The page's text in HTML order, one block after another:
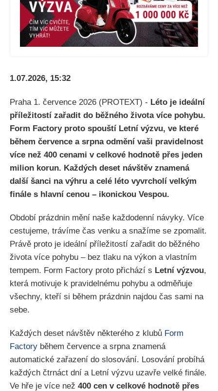
1.07.2026, 15:32
Praha 1. července 2026 (PROTEXT) - Léto je ideální
příležitostí zařadit do běžného života více pohybu.
Form Factory proto spouští Letní výzvu, ve které
během července a srpna odmění vaši pravidelnost
více než 400 cenami v celkové hodnotě přes jeden
milion korun. Každých deset návštěv znamená
další šanci na výhru a celé léto vyvrcholí velkým
finále s hlavní cenou – ikonickou Vespou.
Období prázdnin mění naše každodenní návyky. Více
cestujeme, trávíme čas venku a snažíme se zpomalit.
Právě proto je ideální příležitostí zařadit do běžného
života více pohybu – bez tlaku na výkon a vlastním
tempem. Form Factory proto přichází s Letní výzvou,
která motivuje k pravidelnému pohybu a odměňuje
všechny, kteří si během prázdnin najdou čas sami na
sebe.
Každých deset návštěv některého z klubů Form
Factory během července a srpna znamená
automatické zařazení do slosování. Losování probíhá
každých čtrnáct dní a Letní výzvu uzavře velké finále.
Ve hře je více než 400 cen v celkové hodnotě přes